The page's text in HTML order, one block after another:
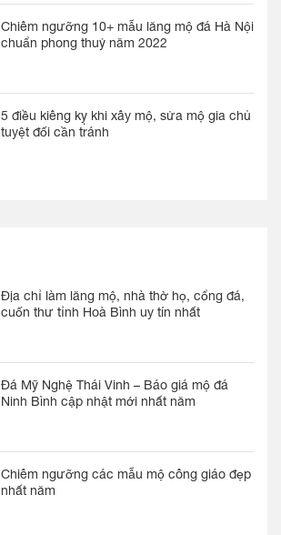
Chiêm ngưỡng 10+ mẫu lăng mộ đá Hà Nội
chuẩn phong thuỷ năm 2022
5 điều kiêng kỵ khi xây mộ, sửa mộ gia chủ
tuyệt đối cần tránh
Địa chỉ làm lăng mộ, nhà thờ họ, cổng đá,
cuốn thư tỉnh Hoà Bình uy tín nhất
Đá Mỹ Nghệ Thái Vinh – Báo giá mộ đá
Ninh Bình cập nhật mới nhất năm
Chiêm ngưỡng các mẫu mộ công giáo đẹp
nhất năm